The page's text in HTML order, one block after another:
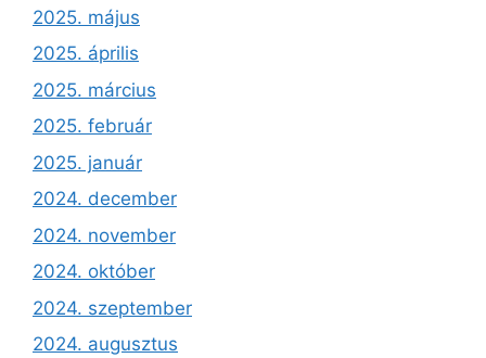
2025. május
2025. április
2025. március
2025. február
2025. január
2024. december
2024. november
2024. október
2024. szeptember
2024. augusztus